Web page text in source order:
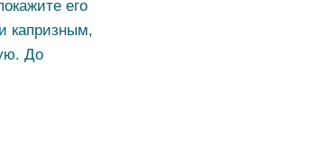
его
капризным,
До